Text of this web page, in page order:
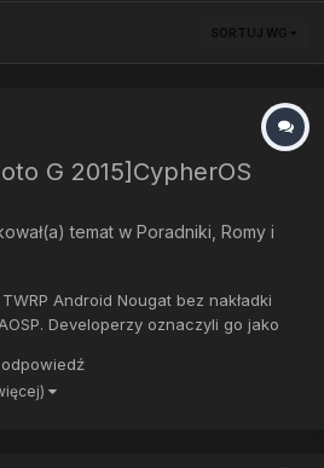
SORTUJ WG
G 2015]CypherOS
temat w Poradniki, Romy i
Android Nougat bez nakładki
Developerzy oznaczyli go jako
znalezionych przeze mnie
pojawić się błędy...
odpowiedź